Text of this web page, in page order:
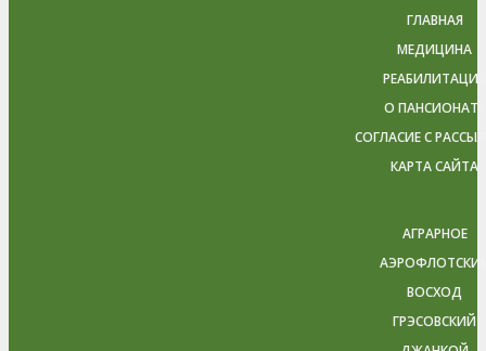
ГЛАВНАЯ
МЕДИЦИНА
РЕАБИЛИТАЦИЯ
О ПАНСИОНАТЕ
СОГЛАСИЕ С
КАРТА САЙТА
АГРАРНОЕ
ВОСХОД
ГРЭСОВСКИЙ